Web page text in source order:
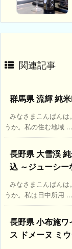
関連記事
群馬県 流輝 純
みなさまこんばんは
うか。私の住む地域 ...
長野県 大雪渓
込 ～ジューシー
みなさまこんばんは
うか。私は日中所用 ...
長野県 小布施ワ
ス ドメーヌ ミ